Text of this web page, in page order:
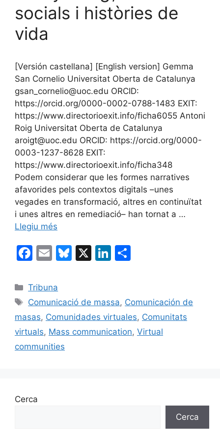
socials i històries de
vida
[Versión castellana] [English version] Gemma
San Cornelio Universitat Oberta de Catalunya
gsan_cornelio@uoc.edu ORCID:
https://orcid.org/0000-0002-0788-1483 EXIT:
https://www.directorioexit.info/ficha6055 Antoni
Roig Universitat Oberta de Catalunya
aroigt@uoc.edu ORCID: https://orcid.org/0000-
0003-1237-8628 EXIT:
https://www.directorioexit.info/ficha348
Podem considerar que les formes narratives
afavorides pels contextos digitals –unes
vegades en transformació, altres en continuïtat
i unes altres en remediació– han tornat a …
Llegiu més
F
c
e
b
o
o
E
ai
l
Bl
s
k
y
X
Li
e
dI
n
p
ar
te
Categories
Tribuna
Etiquetes
Comunicació de massa, Comunicación de
masas, Comunidades virtuales, Comunitats
virtuals, Mass communication, Virtual
communities
Cerca
Cerca